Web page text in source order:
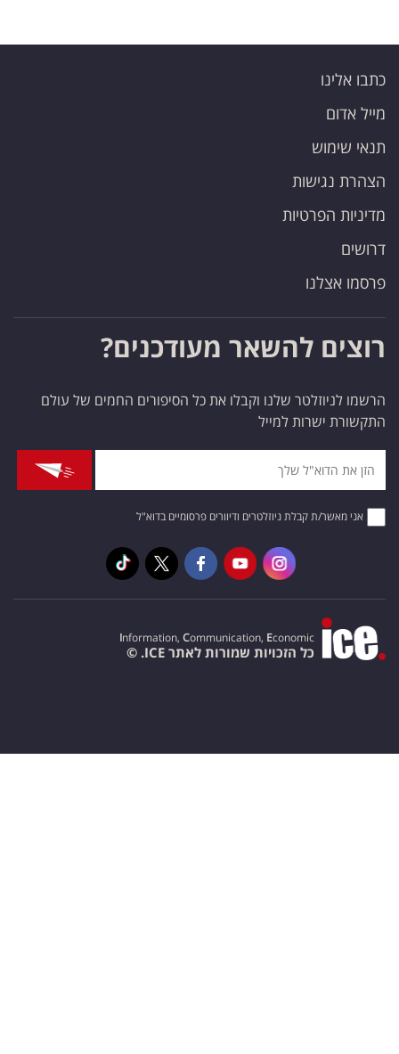
כתבו אלינו
מייל אדום
תנאי שימוש
הצהרת נגישות
מדיניות הפרטיות
דרושים
פרסמו אצלנו
רוצים להשאר מעודכנים?
הרשמו לניוזלטר שלנו וקבלו את כל הסיפורים החמים של עולם
התקשורת ישרות למייל
אני מאשר/ת קבלת ניוזלטרים ודיוורים פרסומיים בדוא"ל
Information, Communication, Economic
כל הזכויות שמורות לאתר ICE. ©